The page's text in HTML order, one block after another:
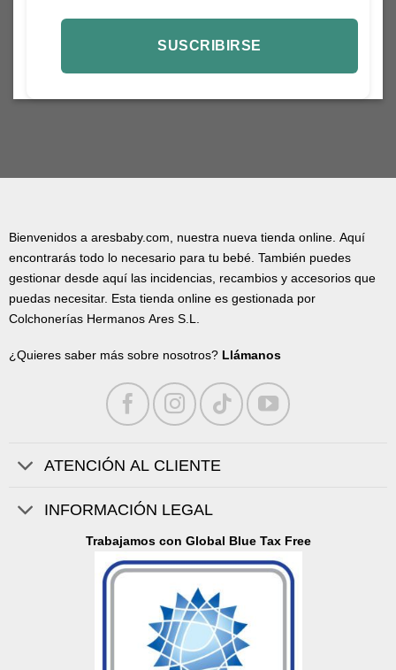
Bienvenidos a aresbaby.com, nuestra nueva tienda online. Aquí
encontrarás todo lo necesario para tu bebé. También puedes
gestionar desde aquí las incidencias, recambios y accesorios que
puedas necesitar. Esta tienda online es gestionada por
Colchonerías Hermanos Ares S.L.
¿Quieres saber más sobre nosotros? Llámanos
ATENCIÓN AL CLIENTE
INFORMACIÓN LEGAL
Trabajamos con Global Blue Tax Free